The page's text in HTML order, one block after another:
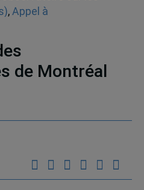
, Appel à
de Montréal